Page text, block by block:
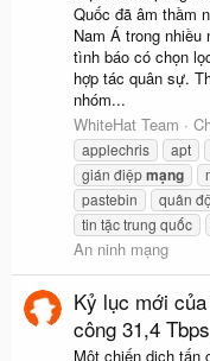
Quốc đã âm thầm
Nam Á trong
tình báo có chọn
hợp tác quân sự.
nhóm...
WhiteHat Team
applechris
apt
gián điệpmạng
pastebin
quân
tin tặc trung quốc
An ninh mạng
Kỷ lục mới
công 31,4
Một chiến dịch tấn